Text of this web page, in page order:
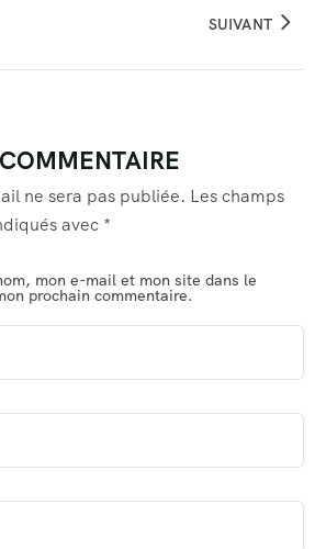
SUIVANT
ne sera pas publiée. Les champs
avec *
mon e-mail et mon site dans le
prochain commentaire.